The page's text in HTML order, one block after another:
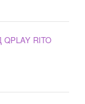
RITO